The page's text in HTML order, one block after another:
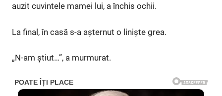
auzit cuvintele mamei lui, a închis ochii.
La final, în casă s-a așternut o liniște grea.
„N-am știut…”, a murmurat.